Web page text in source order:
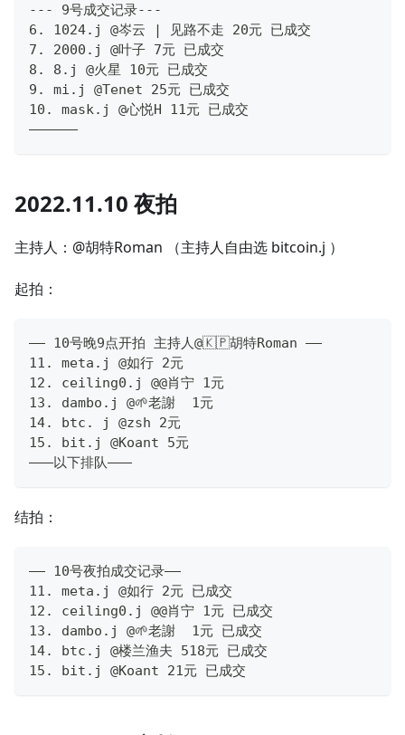
--- 9号成交记录---
6. 1024.j @岑云 | 见路不走 20元 已成交
7. 2000.j @叶子 7元 已成交
8. 8.j @火星 10元 已成交
9. mi.j @Tenet 25元 已成交
10. mask.j @心悦H 11元 已成交
——————
2022.11.10 夜拍
主持人：@胡特Roman （主持人自由选 bitcoin.j ）
起拍：
—— 10号晚9点开拍 主持人@🇰🇵胡特Roman ——
11. meta.j @如行 2元
12. ceiling0.j @@肖宁 1元
13. dambo.j @🌱老謝  1元
14. btc. j @zsh 2元
15. bit.j @Koant 5元
———以下排队———
结拍：
—— 10号夜拍成交记录——
11. meta.j @如行 2元 已成交
12. ceiling0.j @@肖宁 1元 已成交
13. dambo.j @🌱老謝  1元 已成交
14. btc.j @楼兰渔夫 518元 已成交
15. bit.j @Koant 21元 已成交